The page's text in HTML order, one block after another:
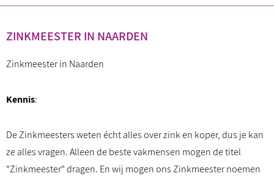
ZINKMEESTER IN NAARDEN
Zinkmeester in Naarden
Kennis:
De Zinkmeesters weten écht alles over zink en koper, dus je kan
ze alles vragen. Alleen de beste vakmensen mogen de titel
"Zinkmeester" dragen. En wij mogen ons Zinkmeester noemen